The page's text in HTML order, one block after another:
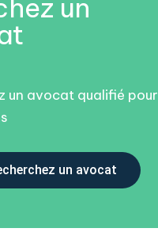
un
un avocat qualifié pour
un avocat